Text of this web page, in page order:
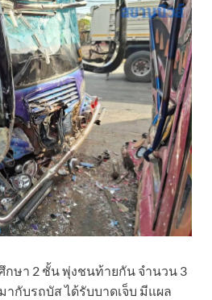
กษา 2 ชั้น พุ่งชนท้ายกัน จำนวน 3
กับรถบัส ได้รับบาดเจ็บ มีแผล